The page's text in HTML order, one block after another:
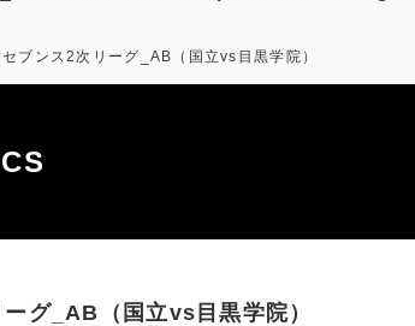
ブンス2次リーグ_AB（国立vs目黒学院）
グ_AB（国立vs目黒学院）